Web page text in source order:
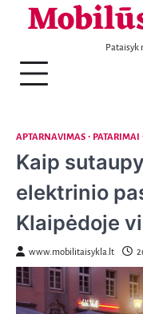
Pataisyk
APTARNAVIMAS PATARIMAI
Kaip
elektrinio
Klaipėdoje
www.mobilitaisykla.lt